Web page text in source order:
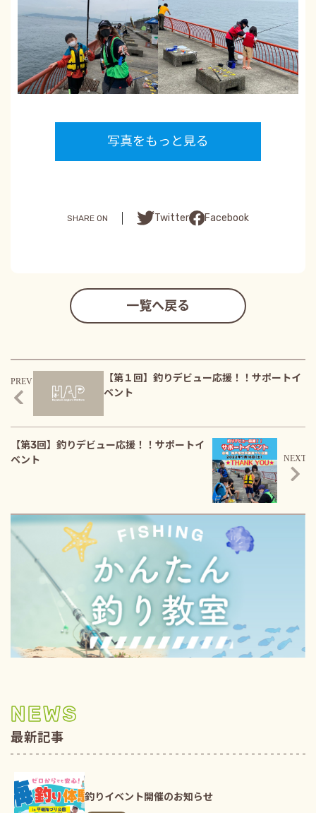
写真をもっと見る
SHARE ON Twitter Facebook
一覧へ戻る
【第１回】釣りデビュー応援！！サポートイ
ベント
【第3回】釣りデビュー応援！！サポートイ
ベント
NEWS
最新記事
釣りイベント開催のお知らせ